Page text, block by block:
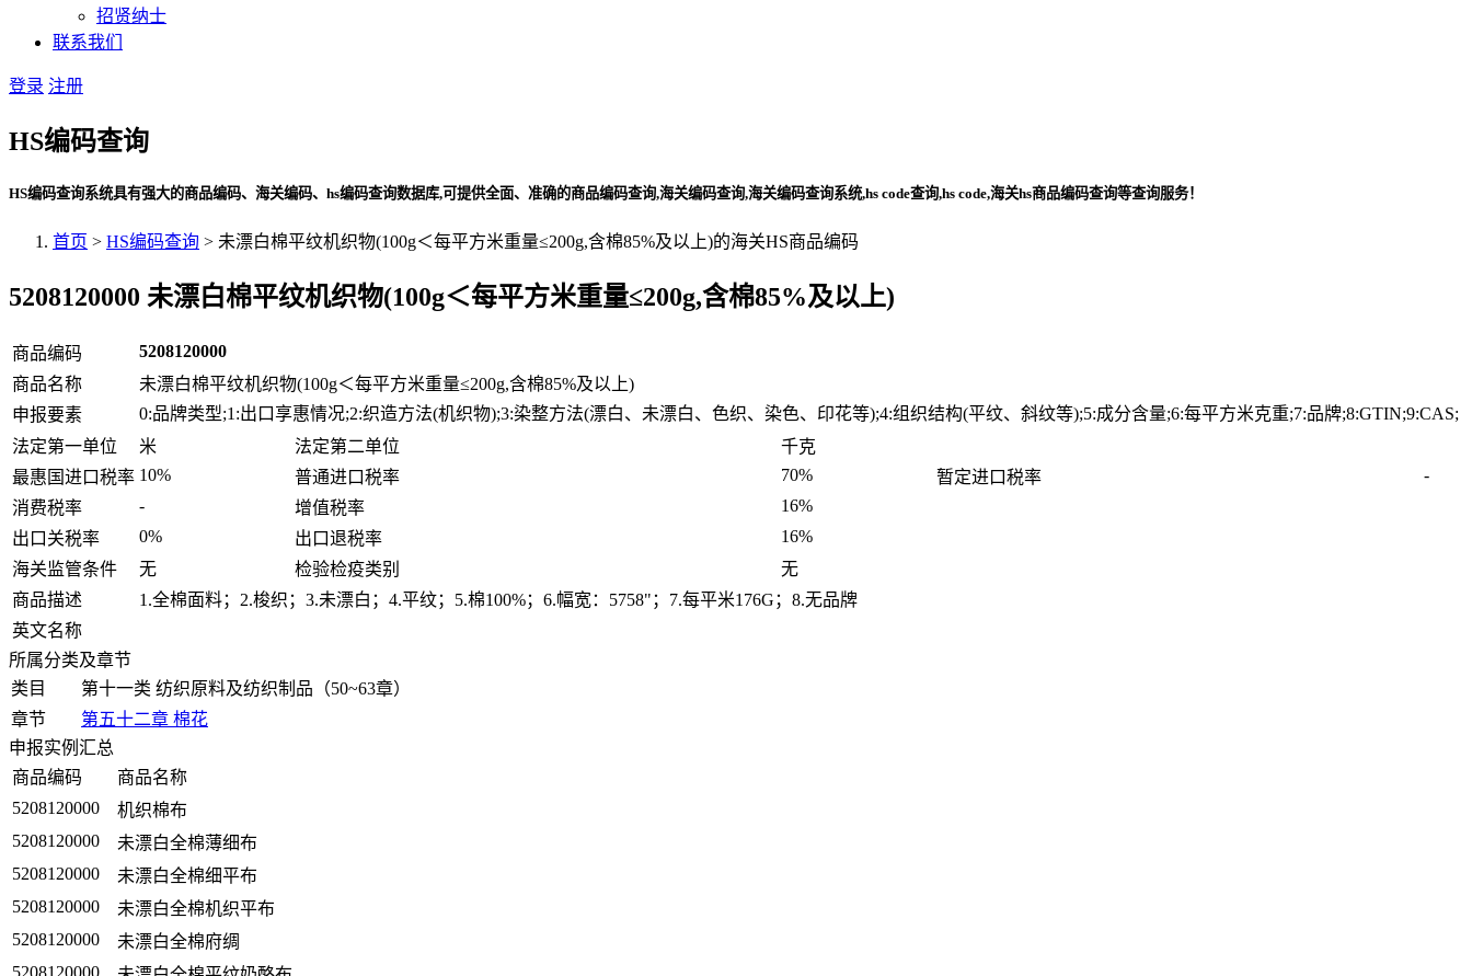
招贤纳士
联系我们
登录 注册
HS编码查询
HS编码查询系统具有强大的商品编码、海关编码、hs编码查询数据库,可提供全面、准确的商品编码查询,海关编码查询,海关编码查询系统,hs code查询,hs code,海关hs商品编码查询等查询服务！
首页 > HS编码查询 > 未漂白棉平纹机织物(100g＜每平方米重量≤200g,含棉85%及以上)的海关HS商品编码
5208120000 未漂白棉平纹机织物(100g＜每平方米重量≤200g,含棉85%及以上)
商品编码
5208120000
商品名称
未漂白棉平纹机织物(100g＜每平方米重量≤200g,含棉85%及以上)
申报要素
0:品牌类型;1:出口享惠情况;2:织造方法(机织物);3:染整方法(漂白、未漂白、色织、染色、印花等);4:组织结构(平纹、斜纹等);5:成分含量;6:每平方米克重;7:品牌;8:GTIN;9:CAS;
法定第一单位
米 法定第二单位
千克
最惠国进口税率 10% 普通进口税率 70% 暂定进口税率
-
消费税率
- 增值税率
16%
出口关税率
0% 出口退税率
16%
海关监管条件
无 检验检疫类别
无
商品描述
1.全棉面料；2.梭织；3.未漂白；4.平纹；5.棉100%；6.幅宽：5758"；7.每平米176G；8.无品牌
英文名称
所属分类及章节
类目
第十一类 纺织原料及纺织制品（50~63章）
章节
第五十二章 棉花
申报实例汇总
商品编码
商品名称
5208120000
机织棉布
5208120000
未漂白全棉薄细布
5208120000
未漂白全棉细平布
5208120000
未漂白全棉机织平布
5208120000
未漂白全棉府绸
5208120000